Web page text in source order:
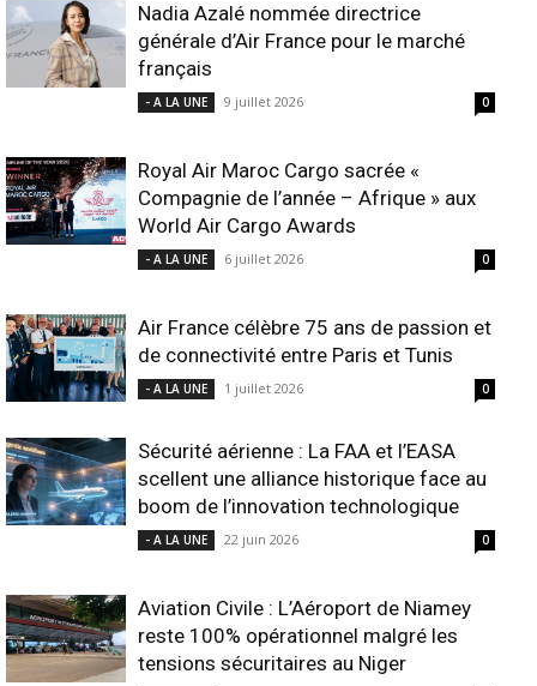
Nadia Azalé nommée directrice
générale d’Air France pour le marché
français
- A LA UNE 9 juillet 2026 0
Royal Air Maroc Cargo sacrée «
Compagnie de l’année – Afrique » aux
World Air Cargo Awards
- A LA UNE 6 juillet 2026 0
Air France célèbre 75 ans de passion et
de connectivité entre Paris et Tunis
- A LA UNE 1 juillet 2026 0
Sécurité aérienne : La FAA et l’EASA
scellent une alliance historique face au
boom de l’innovation technologique
- A LA UNE 22 juin 2026 0
Aviation Civile : L’Aéroport de Niamey
reste 100% opérationnel malgré les
tensions sécuritaires au Niger